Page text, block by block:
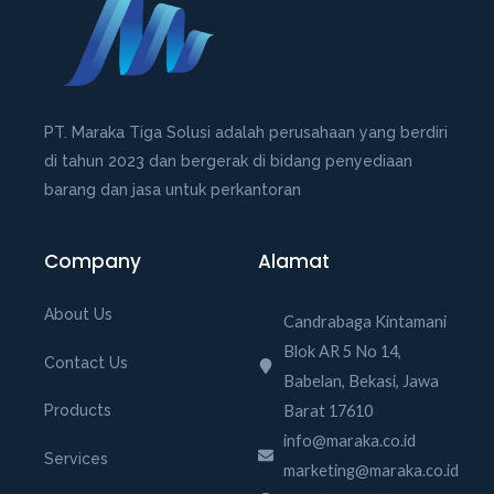
5
PT. Maraka Tiga Solusi adalah perusahaan yang berdiri
di tahun 2023 dan bergerak di bidang penyediaan
barang dan jasa untuk perkantoran
Company
About Us
Contact Us
Products
Services
Alamat
Candrabaga Kintamani
Blok AR 5 No 14,
Babelan, Bekasi, Jawa
Barat 17610
info@maraka.co.id
marketing@maraka.co.id